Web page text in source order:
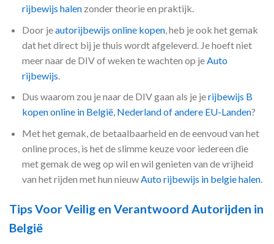
rijbewijs halenzonder theorie en praktijk.
Door jeautorijbewijs online kopen, heb je ook het gemak
dat het direct bij je thuis wordt afgeleverd. Je hoeft niet
meer naar de DIV of weken te wachten op je Auto
rijbewijs
Dus waarom zou je naar de DIV gaan als je jerijbewijs B
kopen online in België, Nederland of andere EU-Landen?
Met het gemak, de betaalbaarheid en de eenvoud van het
online proces, is het de slimme keuze voor iedereen die
met gemak de weg op wil en wil genieten van de vrijheid
van het rijden met hun nieuwAuto rijbewijs in belgie halen.
Tips Voor Veilig en Verantwoord Autorijden in
België